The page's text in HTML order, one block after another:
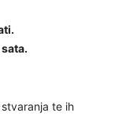
te ih